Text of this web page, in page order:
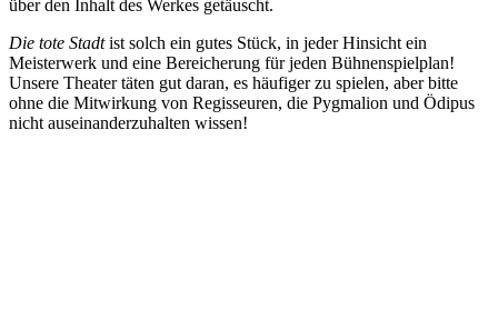
über den Inhalt des Werkes getäuscht.
Die tote Stadtist solch ein gutes Stück, in jeder Hinsicht ein
Meisterwerk und eine Bereicherung für jeden Bühnenspielplan!
Unsere Theater täten gut daran, es häufiger zu spielen, aber bitte
ohne die Mitwirkung von Regisseuren, die Pygmalion und Ödipus
nicht auseinanderzuhalten wissen!